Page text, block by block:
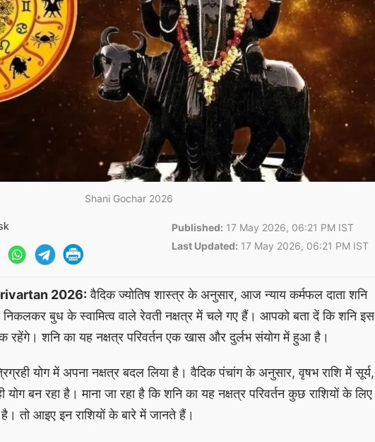
Shani Gochar 2026
Published: 17 May 2026, 06:21 PM IST
Last Updated: 17 May 2026, 06:21 PM IST
2026: वैदिक ज्योतिष शास्त्र के अनुसार, आज न्याय कर्मफल दाता शनि
निकलकर बुध के स्वामित्व वाले रेवती नक्षत्र में चले गए हैं। आपको बता दें कि शनि इस
शनि का यह नक्षत्र परिवर्तन एक खास और दुर्लभ संयोग में हुआ है।
योग में अपना नक्षत्र बदल लिया है। वैदिक पंचांग के अनुसार, वृषभ राशि में सूर्य,
बन रहा है। माना जा रहा है कि शनि का यह नक्षत्र परिवर्तन कुछ राशियों के लिए
है। तो आइए इन राशियों के बारे में जानते हैं।